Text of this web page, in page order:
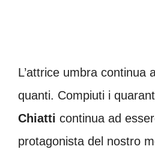
L’attrice umbra continua
quanti. Compiuti i
Chiatti continua ad
protagonista del nostro